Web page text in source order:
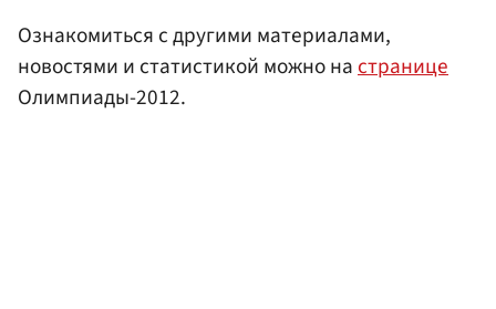
Ознакомиться с другими материалами,
новостями и статистикой можно настранице
Олимпиады-2012.